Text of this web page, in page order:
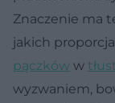
Znaczenie ma
jakich
pączków w
wyzwaniem,